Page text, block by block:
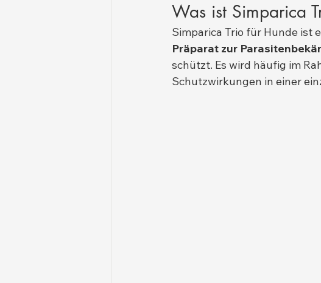
Was ist Simparica
Simparica Trio für Hunde ist
Präparat zur
schützt. Es wird häufig im
Schutzwirkungen in einer